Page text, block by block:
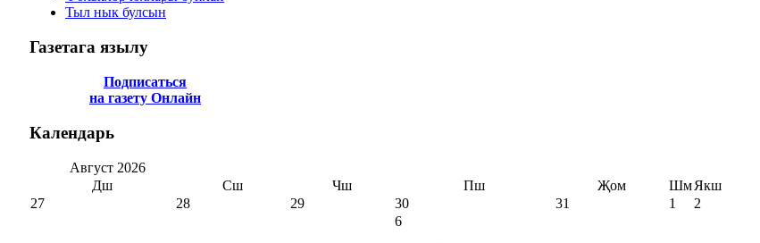
Тыл нык булсын
Газетага язылу
Подписаться
на газету Онлайн
Календарь
Август 2026
Дш
Сш Чш Пш Җом ШмЯкш
27
28 29 30 31 1 2
6